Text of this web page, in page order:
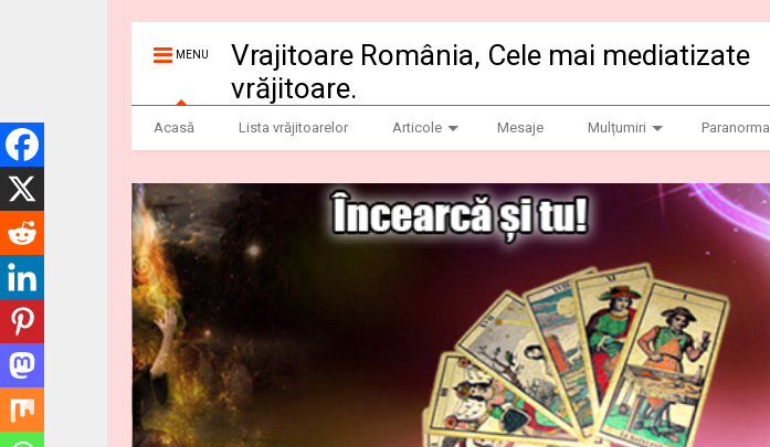
MENU
Vrajitoare România, Cele mai mediatizate
vrăjitoare.
Acasă Lista vrăjitoarelor Articole Mesaje Mulțumiri Paranormal